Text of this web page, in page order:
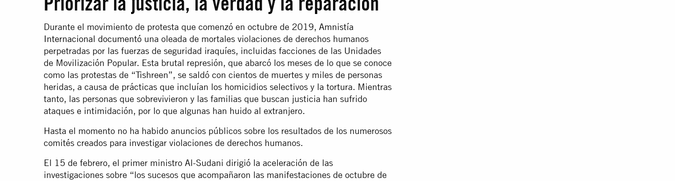
Durante el movimiento de protesta que comenzó en octubre de 2019, Amnistía
Internacional documentó una oleada de mortales violaciones de derechos humanos
perpetradas por las fuerzas de seguridad iraquíes, incluidas facciones de las Unidades
de Movilización Popular. Esta brutal represión, que abarcó los meses de lo que se conoce
como las protestas de “Tishreen”, se saldó con cientos de muertes y miles de personas
heridas, a causa de prácticas que incluían los homicidios selectivos y la tortura. Mientras
tanto, las personas que sobrevivieron y las familias que buscan justicia han sufrido
ataques e intimidación, por lo que algunas han huido al extranjero.
Hasta el momento no ha habido anuncios públicos sobre los resultados de los numerosos
comités creados para investigar violaciones de derechos humanos.
El 15 de febrero, el primer ministro Al-Sudani dirigió la aceleración de las
investigaciones sobre “los sucesos que acompañaron las manifestaciones de octubre de